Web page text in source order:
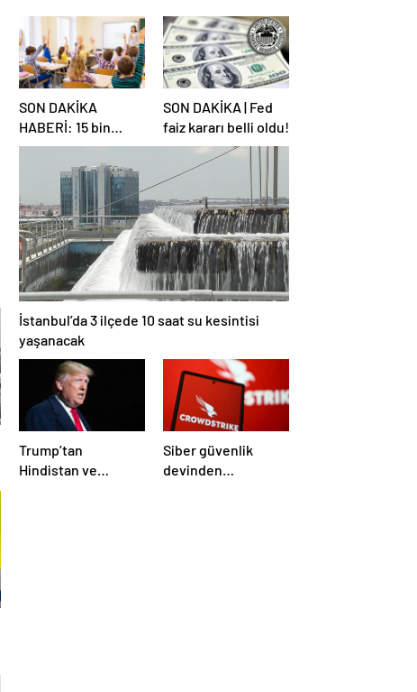
SON DAKİKA
HABERİ: 15 bin
sözleşmeli
öğretmen
atamasında sözlü
sınava hak kazanan
adaylar açıklandı
SON DAKİKA | Fed
faiz kararı belli oldu!
İstanbul’da 3 ilçede 10 saat su kesintisi
yaşanacak
Trump’tan
Hindistan ve
Siber güvenlik
devinden